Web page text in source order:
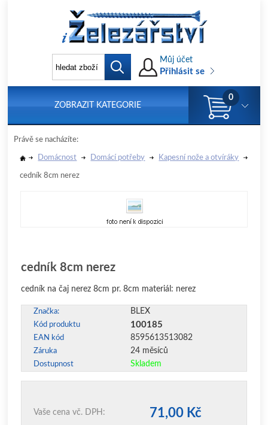
Můj účet
Přihlásit se
ZOBRAZIT KATEGORIE
0
Právě se nacházíte:
Domácnost Domácí potřeby Kapesní nože a otvíráky
cedník 8cm nerez
cedník 8cm nerez
cedník na čaj nerez 8cm pr. 8cm materiál: nerez
Značka: BLEX
Kód produktu 100185
EAN kód 8595613513082
Záruka 24 měsíců
Dostupnost Skladem
Vaše cena vč. DPH: 71,00 Kč